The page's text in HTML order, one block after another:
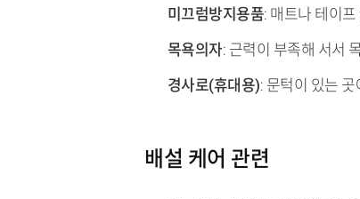
미끄럼방지용품: 매트나 테이
목욕의자: 근력이 부족해 서서
경사로(휴대용): 문턱이 있는
배설 케어 관련